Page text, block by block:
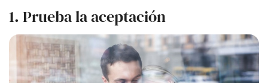
1. Prueba la aceptación